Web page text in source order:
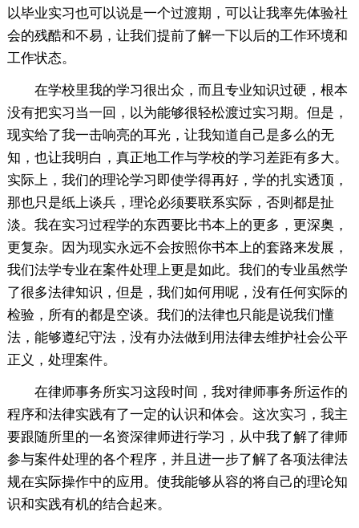
以毕业实习也可以说是一个过渡期，可以让我率先体验社
会的残酷和不易，让我们提前了解一下以后的工作环境和
工作状态。
在学校里我的学习很出众，而且专业知识过硬，根本
没有把实习当一回，以为能够很轻松渡过实习期。但是，
现实给了我一击响亮的耳光，让我知道自己是多么的无
知，也让我明白，真正地工作与学校的学习差距有多大。
实际上，我们的理论学习即使学得再好，学的扎实透顶，
那也只是纸上谈兵，理论必须要联系实际，否则都是扯
淡。我在实习过程学的东西要比书本上的更多，更深奥，
更复杂。因为现实永远不会按照你书本上的套路来发展，
我们法学专业在案件处理上更是如此。我们的专业虽然学
了很多法律知识，但是，我们如何用呢，没有任何实际的
检验，所有的都是空谈。我们的法律也只能是说我们懂
法，能够遵纪守法，没有办法做到用法律去维护社会公平
正义，处理案件。
在律师事务所实习这段时间，我对律师事务所运作的
程序和法律实践有了一定的认识和体会。这次实习，我主
要跟随所里的一名资深律师进行学习，从中我了解了律师
参与案件处理的各个程序，并且进一步了解了各项法律法
规在实际操作中的应用。使我能够从容的将自己的理论知
识和实践有机的结合起来。